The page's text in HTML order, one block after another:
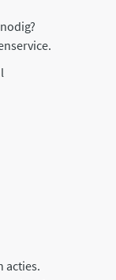
acties.